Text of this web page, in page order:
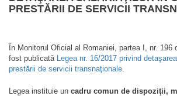
PRESTĂRII DE SERVICII
În Monitorul Oficial al Romaniei, partea I, nr. 196
fost publicată Legea nr. 16/2017 privind
prestării de servicii transnaţionale.
Legea instituie un cadru comun de dispoziţii,